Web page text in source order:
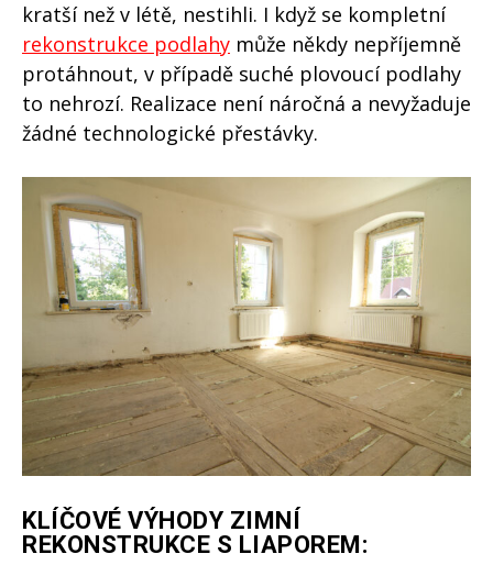
kratší než v létě, nestihli. I když se kompletní
rekonstrukce podlahy může někdy nepříjemně
protáhnout, v případě suché plovoucí podlahy
to nehrozí. Realizace není náročná a nevyžaduje
žádné technologické přestávky.
KLÍČOVÉ VÝHODY ZIMNÍ
REKONSTRUKCE S LIAPOREM: